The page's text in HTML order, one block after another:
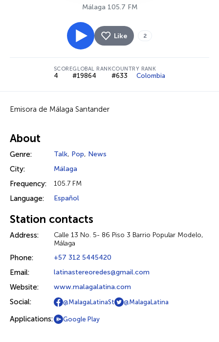
Málaga 105.7 FM
Like 2
SCORE
4
GLOBAL RANK
#19864
COUNTRY RANK
#633 Colombia
Emisora de Málaga Santander
About
Genre: Talk, Pop, News
City: Málaga
Frequency: 105.7 FM
Language: Español
Station contacts
Address:
Calle 13 No. 5- 86 Piso 3 Barrio Popular Modelo,
Málaga
Phone: +57 312 5445420
Email: latinastereoredes@gmail.com
Website: www.malagalatina.com
Social: @MalagaLatinaSt @MalagaLatina
Applications: Google Play